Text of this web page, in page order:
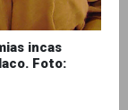
incas
Foto: